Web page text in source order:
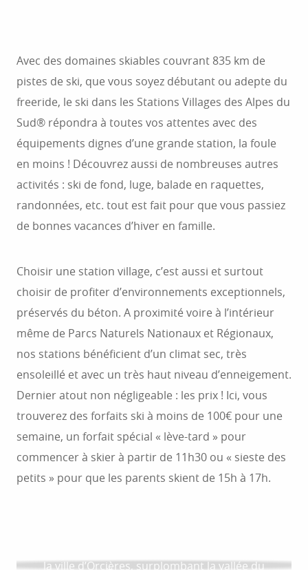
Avec des domaines skiables couvrant 835 km de
pistes de ski, que vous soyez débutant ou adepte du
freeride, le ski dans les Stations Villages des Alpes du
Sud® répondra à toutes vos attentes avec des
équipements dignes d’une grande station, la foule
en moins ! Découvrez aussi de nombreuses autres
activités : ski de fond, luge, balade en raquettes,
randonnées, etc. tout est fait pour que vous passiez
de bonnes vacances d’hiver en famille.
Choisir une station village, c’est aussi et surtout
choisir de profiter d’environnements exceptionnels,
préservés du béton. A proximité voire à l’intérieur
même de Parcs Naturels Nationaux et Régionaux,
nos stations bénéficient d’un climat sec, très
ensoleillé et avec un très haut niveau d’enneigement.
Dernier atout non négligeable : les prix ! Ici, vous
trouverez des forfaits ski à moins de 100€ pour une
semaine, un forfait spécial « lève-tard » pour
commencer à skier à partir de 11h30 ou « sieste des
petits » pour que les parents skient de 15h à 17h.
la ville d’Orcières, surplombant la vallée du
La station village de Val Pelens est située sur la
DANS LE CHAMPSAUR
LA STATION DE CEILLAC : SKI ET ACTIVITÉS